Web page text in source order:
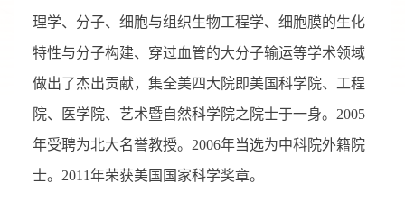
理学、分子、细胞与组织生物工程学、细胞膜的生化
特性与分子构建、穿过血管的大分子输运等学术领域
做出了杰出贡献，集全美四大院即美国科学院、工程
院、医学院、艺术暨自然科学院之院士于一身。2005
年受聘为北大名誉教授。2006年当选为中科院外籍院
士。2011年荣获美国国家科学奖章。